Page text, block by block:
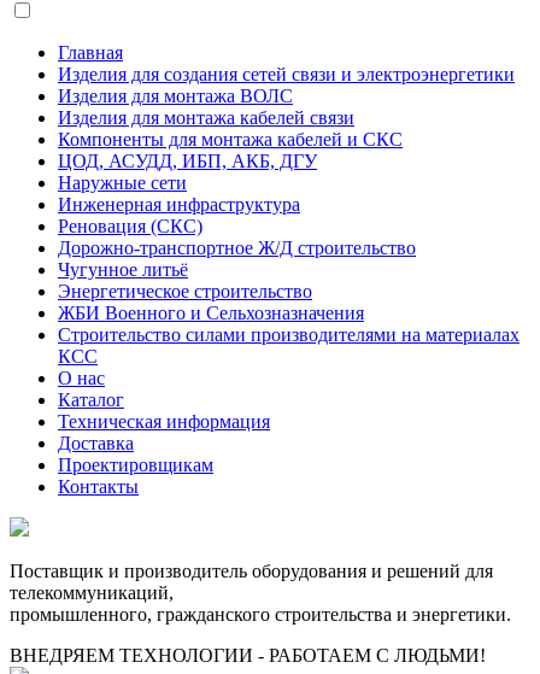
Главная
Изделия для создания сетей связи и электроэнергетики
Изделия для монтажа ВОЛС
Изделия для монтажа кабелей связи
Компоненты для монтажа кабелей и СКС
ЦОД, АСУДД, ИБП, АКБ, ДГУ
Наружные сети
Инженерная инфраструктура
Реновация (СКС)
Дорожно-транспортное Ж/Д строительство
Чугунное литьё
Энергетическое строительство
ЖБИ Военного и Сельхозназначения
Строительство силами производителями на материалах
КСС
О нас
Каталог
Техническая информация
Доставка
Проектировщикам
Контакты
Поставщик и производитель оборудования и решений для
телекоммуникаций,
промышленного, гражданского строительства и энергетики.
ВНЕДРЯЕМ ТЕХНОЛОГИИ - РАБОТАЕМ С ЛЮДЬМИ!